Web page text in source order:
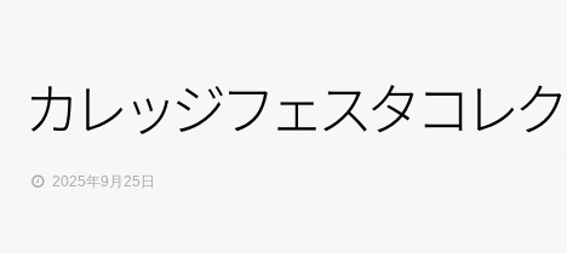
カ レッジフ ェ スタコ レク
2025年9月25日